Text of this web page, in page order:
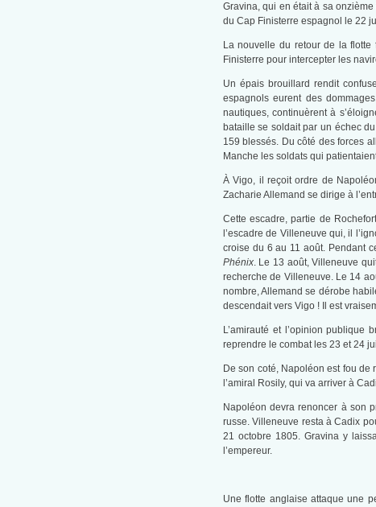
Gravina, qui en était à sa
du Cap Finisterre espagnol le 22
La nouvelle du retour de la
Finisterre pour intercepter les
Un épais brouillard rendit
espagnols eurent des
nautiques, continuèrent à
bataille se soldait par un échec
159 blessés. Du côté des forces
Manche les soldats qui
À Vigo, il reçoit ordre de
Zacharie Allemand se dirige à
Cette escadre, partie de
l’escadre de Villeneuve qui, il
croise du 6 au 11 août. Pendant
Phénix. Le 13 août, Villeneuve
recherche de Villeneuve. Le 14
nombre, Allemand se dérobe
descendait vers Vigo ! Il est
L’amirauté et l’opinion
reprendre le combat les 23 et 24
De son coté, Napoléon est fou
l’amiral Rosily, qui va arriver à
Napoléon devra renoncer à son
russe. Villeneuve resta à Cadix
21 octobre 1805. Gravina y
l’empereur.
Une flotte anglaise attaque une